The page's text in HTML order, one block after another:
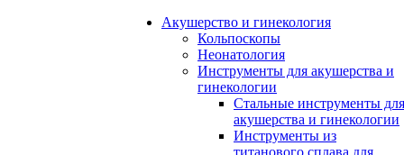
Акушерство и гинекология
Кольпоскопы
Неонатология
Инструменты для акушерства и
гинекологии
Стальные инструменты для
акушерства и гинекологии
Инструменты из
титанового сплава для